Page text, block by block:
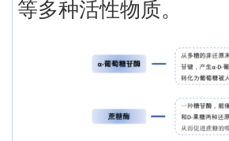
等多种活性物质。